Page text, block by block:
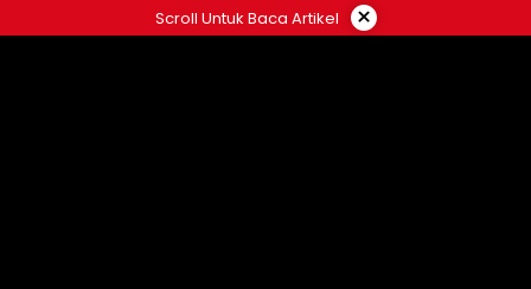
ke
Scroll Untuk Baca Artikel ×